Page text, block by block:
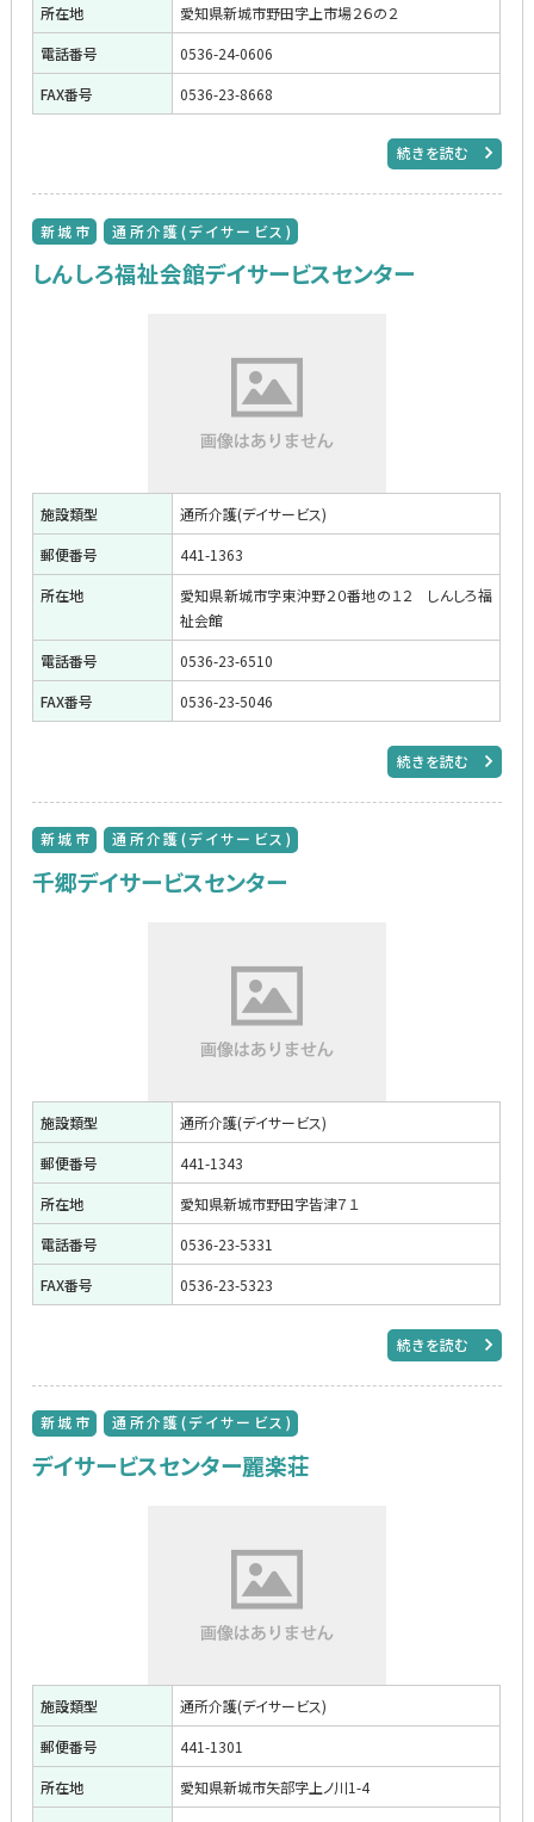
所在地
愛知県新城市野田字上市場２６の２
電話番号
0536-24-0606
FAX番号
0536-23-8668
続きを読む
新城市 通所介護(デイサービス)
しんしろ福祉会館デイサービスセンター
施設類型
通所介護(デイサービス)
郵便番号
441-1363
所在地
愛知県新城市字東沖野２０番地の１２ しんしろ福
祉会館
電話番号
0536-23-6510
FAX番号
0536-23-5046
続きを読む
新城市 通所介護(デイサービス)
千郷デイサービスセンター
施設類型
通所介護(デイサービス)
郵便番号
441-1343
所在地
愛知県新城市野田字皆津７１
電話番号
0536-23-5331
FAX番号
0536-23-5323
続きを読む
新城市 通所介護(デイサービス)
デイサービスセンター麗楽荘
施設類型
通所介護(デイサービス)
郵便番号
441-1301
所在地
愛知県新城市矢部字上ノ川1-4